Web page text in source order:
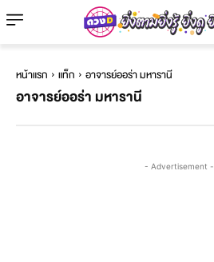
หน้าแรก แท็ก อาจารย์ออร่า มหารานี
อาจารย์ออร่า มหารานี
- Advertisement -